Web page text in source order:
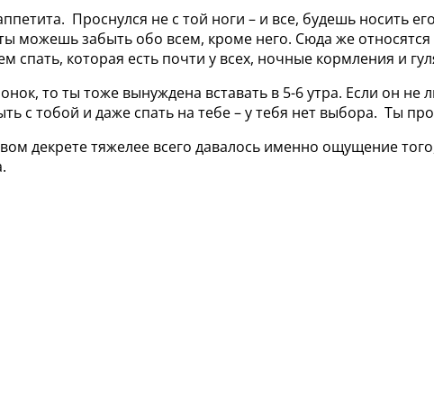
Проснулся не с той ноги – и все, будешь носить
можешь забыть обо всем, кроме него. Сюда же
спать, которая есть почти у всех, ночные кормления и
то ты тоже вынуждена вставать в 5-6 утра. Если он не
с тобой и даже спать на тебе – у тебя нет выбора. Ты
декрете тяжелее всего давалось именно ощущение